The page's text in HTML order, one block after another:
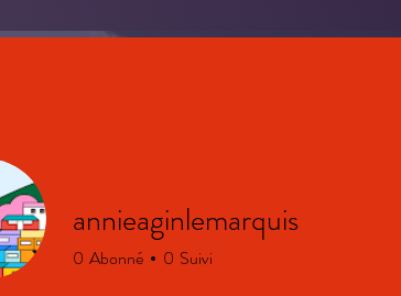
annieaginlemarquis
0 Abonné 0 Suivi